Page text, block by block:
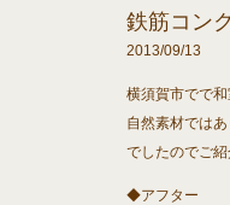
鉄筋コン
2013/09/13
横須賀市でで
自然素材では
でしたのでご紹
◆アフター